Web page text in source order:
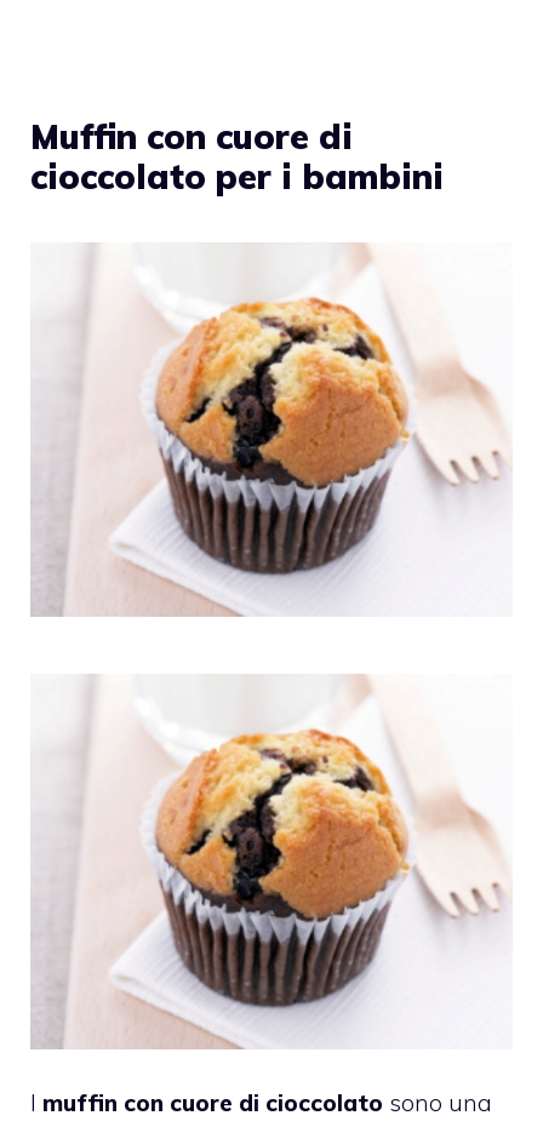
Muffin con cuore di
cioccolato per i bambini
I muffin con cuore di cioccolato sono una